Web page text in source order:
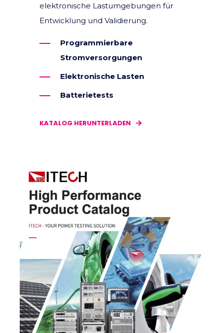
elektronische Lastumgebungen für
Entwicklung und Validierung.
Programmierbare
Stromversorgungen
Elektronische Lasten
Batterietests
KATALOG HERUNTERLADEN